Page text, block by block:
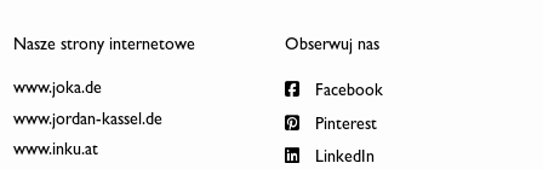
Nasze strony internetowe
www.joka.de
www.jordan-kassel.de
www.inku.at
Obserwuj nas
Facebook
Pinterest
LinkedIn